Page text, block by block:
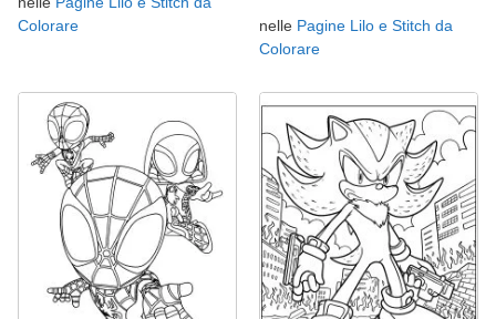
Colorare
nelle Pagine Lilo e Stitch da
Colorare